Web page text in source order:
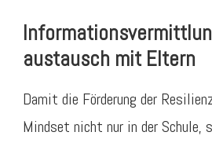
austausch mit Eltern
Damit die Förderung der
Mindset nicht nur in der Schule,